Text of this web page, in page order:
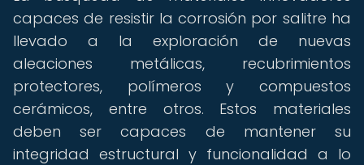
capaces de resistir la corrosión por salitre ha
llevado a la exploración de nuevas
aleaciones metálicas, recubrimientos
protectores, polímeros y compuestos
cerámicos, entre otros. Estos materiales
deben ser capaces de mantener su
integridad estructural y funcionalidad a lo